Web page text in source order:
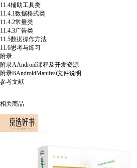
11.4辅助工具类
11.4.1数据格式类
11.4.2常量类
11.4.3广告类
11.5数据操作方法
11.6思考与练习
附录
附录AAndroid课程及开发资源
附录BAndroidManifest文件说明
参考文献
相关商品